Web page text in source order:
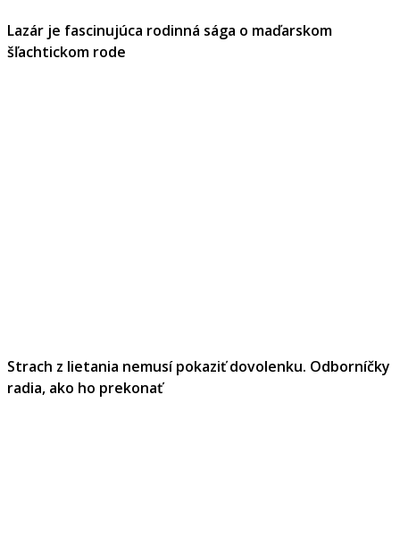
Lazár je fascinujúca rodinná sága o maďarskom
šľachtickom rode
Strach z lietania nemusí pokaziť dovolenku. Odborníčky
radia, ako ho prekonať